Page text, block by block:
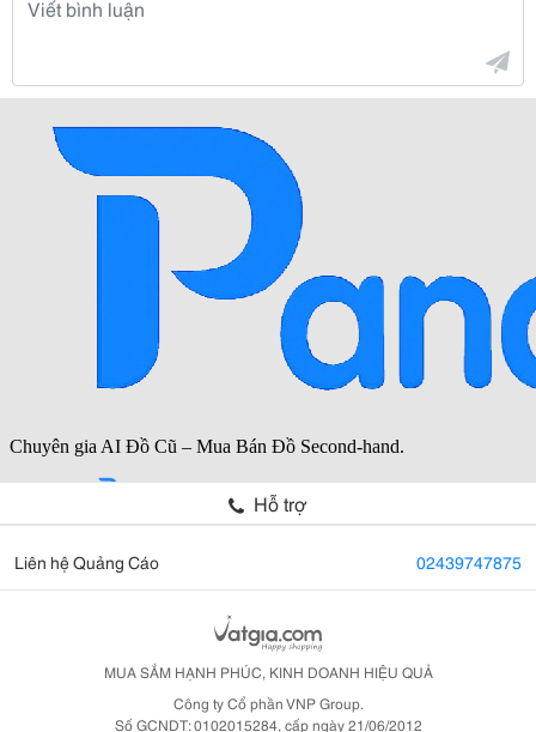
Hỗ trợ
Liên hệ Quảng Cáo 02439747875
MUA SẮM HẠNH PHÚC, KINH DOANH HIỆU QUẢ
Công ty Cổ phần VNP Group.
Số GCNDT: 0102015284, cấp ngày 21/06/2012